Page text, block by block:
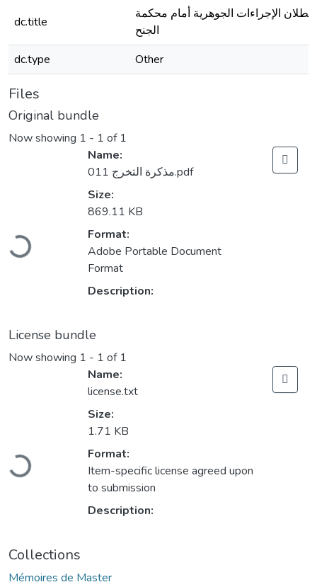
dc.title
بطلان الإجراءات الجوهرية أمام محكمة
الجنح
dc.type
Other
Files
Original bundle
Now showing 1 - 1 of 1
Loading...
Name:
011 مذكرة التخرج.pdf
Size:
869.11 KB
Format:
Adobe Portable Document
Format
Description:
License bundle
Now showing 1 - 1 of 1
Loading...
Name:
license.txt
Size:
1.71 KB
Format:
Item-specific license agreed upon
to submission
Description:
Collections
Mémoires de Master